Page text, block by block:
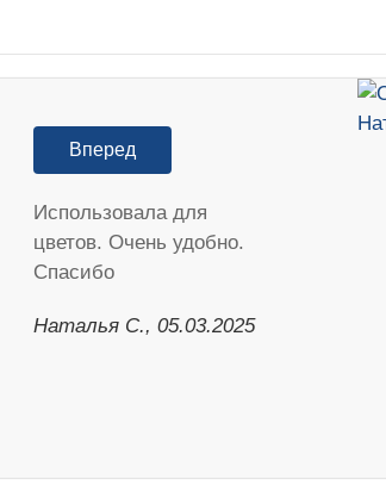
Вперед
Использовала для
цветов. Очень удобно.
Спасибо
Наталья С., 05.03.2025